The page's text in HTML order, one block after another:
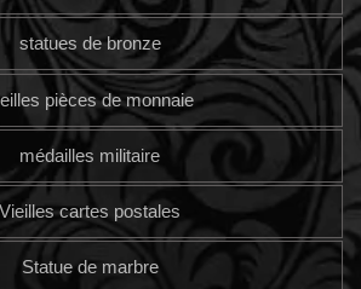
statues de bronze
pièces de monnaie
médailles militaire
Vieilles cartes postales
Statue de marbre